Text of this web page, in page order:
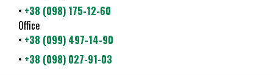
• +38 (098) 175-12-60
Office
• +38 (099) 497-14-90
• +38 (098) 027-91-03